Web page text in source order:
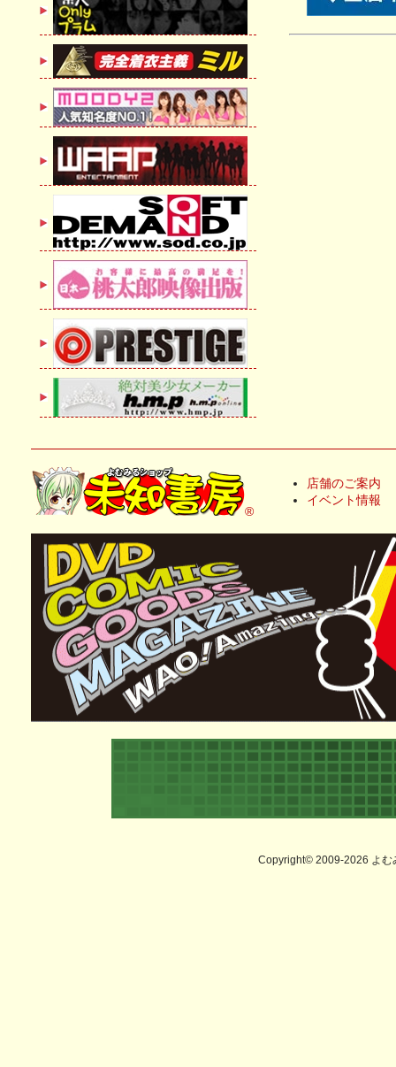
®
店舗のご案内
イベント情報
Copyright© 2009-2026 よむ